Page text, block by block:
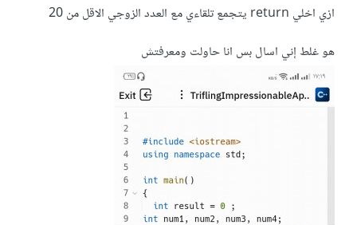
ازي اخلي return يتجمع تلقاءي مع العدد الزوجي الاقل من 20
هو غلط إني اسال بس انا حاولت ومعرفتش